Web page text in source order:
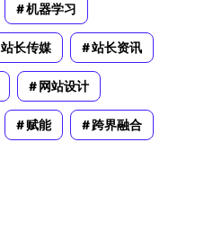
机器学习
站长传媒 站长资讯
网站设计
赋能 跨界融合